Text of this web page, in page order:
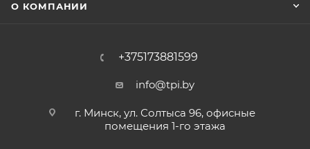
О КОМПАНИИ
+375173881599
info@tpi.by
г. Минск, ул. Солтыса 96, офисные
помещения 1-го этажа